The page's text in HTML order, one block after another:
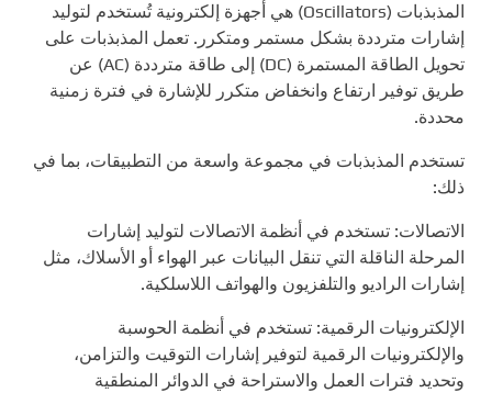
المذبذبات (Oscillators) هي أجهزة إلكترونية تُستخدم لتوليد
إشارات مترددة بشكل مستمر ومتكرر. تعمل المذبذبات على
تحويل الطاقة المستمرة (DC) إلى طاقة مترددة (AC) عن
طريق توفير ارتفاع وانخفاض متكرر للإشارة في فترة زمنية
محددة.
تستخدم المذبذبات في مجموعة واسعة من التطبيقات، بما في
ذلك:
الاتصالات: تستخدم في أنظمة الاتصالات لتوليد إشارات
المرحلة الناقلة التي تنقل البيانات عبر الهواء أو الأسلاك، مثل
إشارات الراديو والتلفزيون والهواتف اللاسلكية.
الإلكترونيات الرقمية: تستخدم في أنظمة الحوسبة
والإلكترونيات الرقمية لتوفير إشارات التوقيت والتزامن،
وتحديد فترات العمل والاستراحة في الدوائر المنطقية